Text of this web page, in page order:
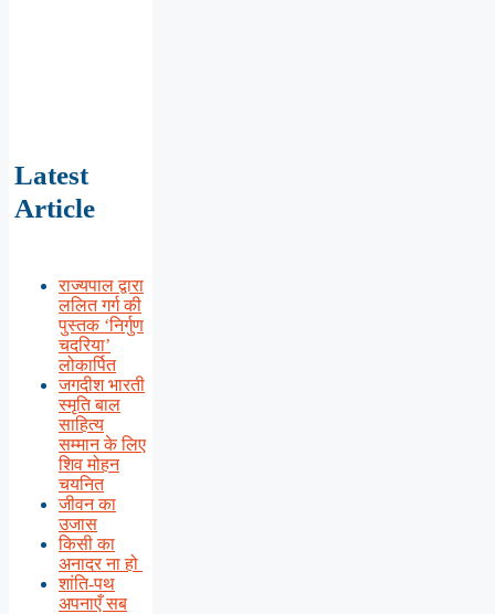
Latest
Article
राज्यपाल द्वारा
ललित गर्ग की
पुस्तक ‘निर्गुण
चदरिया’
लोकार्पित
जगदीश भारती
स्मृति बाल
साहित्य
सम्मान के लिए
शिव मोहन
चयनित
जीवन का
उजास
किसी का
अनादर ना हो
शांति-पथ
अपनाएँ सब